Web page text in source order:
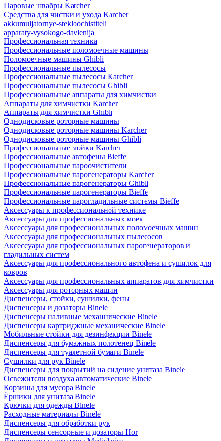
Паровые швабры Karcher
Средства для чистки и ухода Karcher
akkumuljatornye-stekloochistiteli
apparaty-vysokogo-davlenija
Профессиональная техника
Профессиональные поломоечные машины
Поломоечные машины Ghibli
Профессиональные пылесосы
Профессиональные пылесосы Karcher
Профессиональные пылесосы Ghibli
Профессиональные аппараты для химчистки
Аппараты для химчистки Karcher
Аппараты для химчистки Ghibli
Однодисковые роторные машины
Однодисковые роторные машины Karcher
Однодисковые роторные машины Ghibli
Профессиональные мойки Karcher
Профессиональные автофены Bieffe
Профессиональные пароочистители
Профессиональные парогенераторы Karcher
Профессиональные парогенераторы Ghibli
Профессиональные парогенераторы Bieffe
Профессиональные парогладильные системы Bieffe
Аксессуары к профессиональной технике
Аксессуары для профессиональных моек
Аксессуары для профессиональных поломоечных машин
Аксессуары для профессиональных пылесосов
Аксессуары для профессиональных парогенераторов и
гладильных систем
Аксессуары для профессионального автофена и сушилок для
ковров
Аксессуары для профессиональных аппаратов для химчистки
Аксессуары для роторных машин
Диспенсеры, стойки, сушилки, фены
Диспенсеры и дозаторы Binele
Диспенсеры наливные механнические Binele
Диспенсеры картриджные механические Binele
Мобильные стойки для дезинфекции Binele
Диспенсеры для бумажных полотенец Binele
Диспенсеры для туалетной бумаги Binele
Сушилки для рук Binele
Диспенсеры для покрытий на сидение унитаза Binele
Освежители воздуха автоматические Binele
Корзины для мусора Binele
Ёршики для унитаза Binele
Крючки для одежды Binele
Расходные материалы Binele
Диспенсеры для обработки рук
Диспенсеры сенсорные и дозаторы Hor